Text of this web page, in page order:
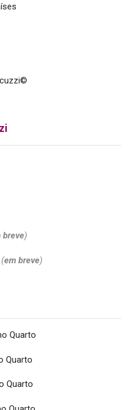
breve)
em breve)
Quarto
Quarto
Quarto